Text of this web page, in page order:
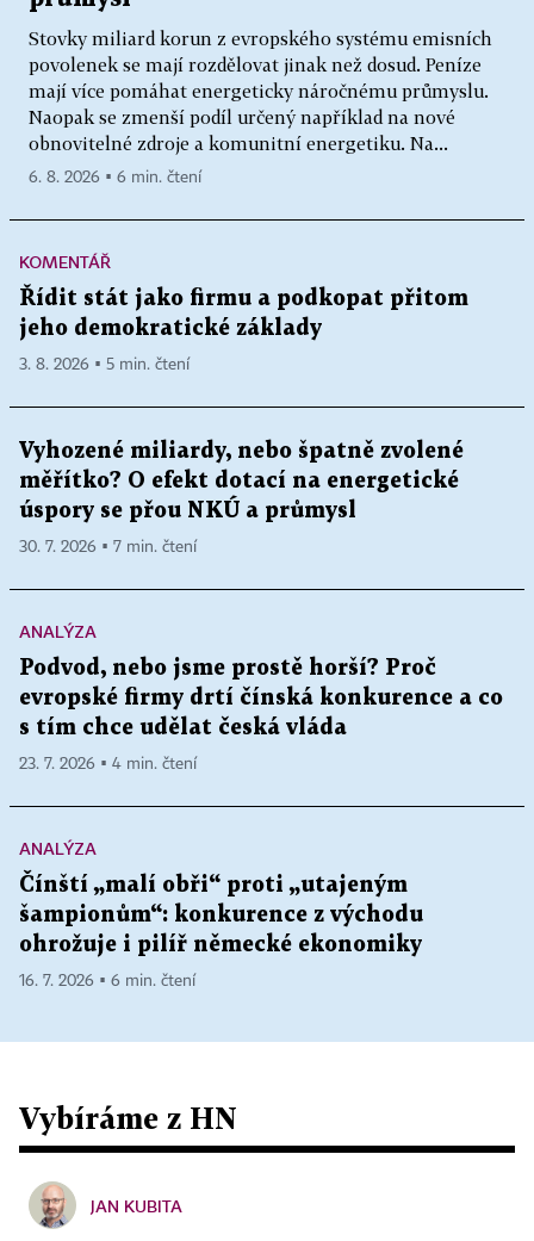
Stovky miliard korun z evropského systému emisních
povolenek se mají rozdělovat jinak než dosud. Peníze
mají více pomáhat energeticky náročnému průmyslu.
Naopak se zmenší podíl určený například na nové
obnovitelné zdroje a komunitní energetiku. Na...
6. 8. 2026 ▪ 6 min. čtení
KOMENTÁŘ
Řídit stát jako firmu a podkopat přitom
jeho demokratické základy
3. 8. 2026 ▪ 5 min. čtení
Vyhozené miliardy, nebo špatně zvolené
měřítko? O efekt dotací na energetické
úspory se přou NKÚ a průmysl
30. 7. 2026 ▪ 7 min. čtení
ANALÝZA
Podvod, nebo jsme prostě horší? Proč
evropské firmy drtí čínská konkurence a co
s tím chce udělat česká vláda
23. 7. 2026 ▪ 4 min. čtení
ANALÝZA
Čínští „malí obři“ proti „utajeným
šampionům“: konkurence z východu
ohrožuje i pilíř německé ekonomiky
16. 7. 2026 ▪ 6 min. čtení
Vybíráme z HN
JAN KUBITA